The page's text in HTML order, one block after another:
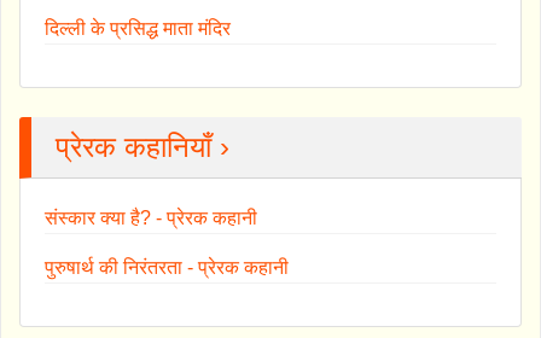
दिल्ली के प्रसिद्ध माता मंदिर
प्रेरक कहानियाँ ›
संस्कार क्या है? - प्रेरक कहानी
पुरुषार्थ की निरंतरता - प्रेरक कहानी